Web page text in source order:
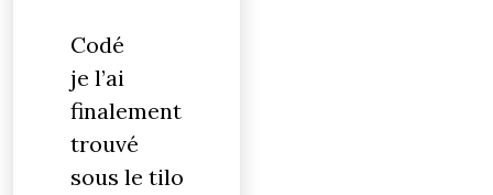
Codé
je l’ai
finalement
trouvé
sous le tilo